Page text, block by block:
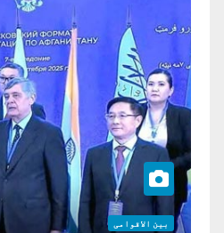
بین الاقوامی